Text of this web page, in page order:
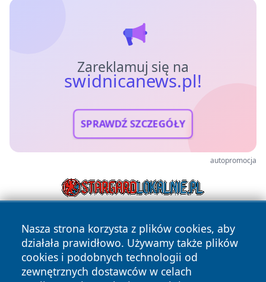
Zareklamuj się na
swidnicanews.pl!
SPRAWDŹ SZCZEGÓŁY
autopromocja
Nasza strona korzysta z plików cookies, aby
działała prawidłowo. Używamy także plików
cookies i podobnych technologii od
zewnętrznych dostawców w celach